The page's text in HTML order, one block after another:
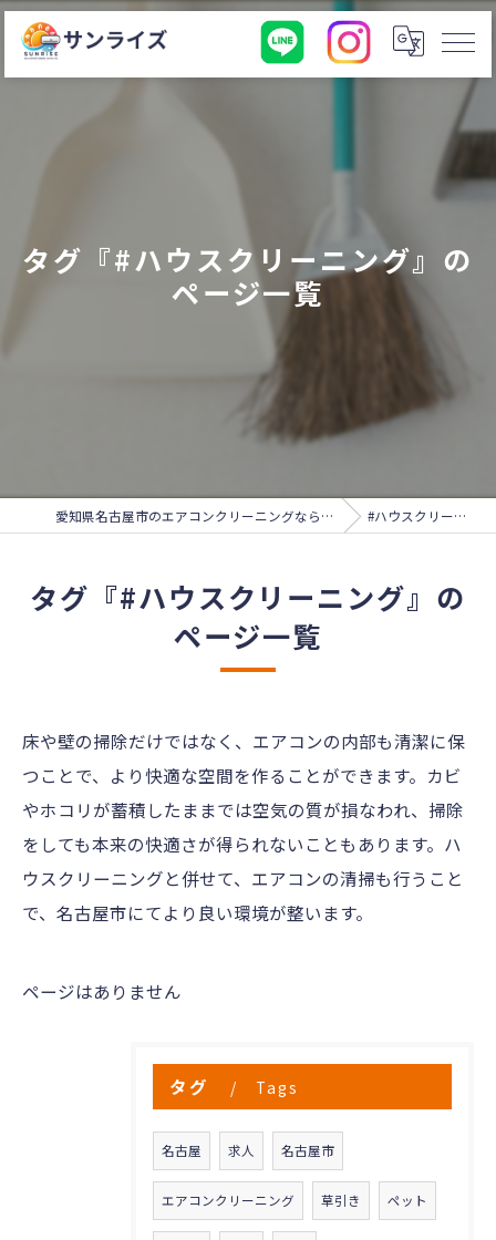
タグ『#ハウスクリーニング』の
ページ一覧
愛知県名古屋市のエアコンクリーニングならサンライズ #ハウスクリーニング
タグ『#ハウスクリーニング』の
ページ一覧
床や壁の掃除だけではなく、エアコンの内部も清潔に保
つことで、より快適な空間を作ることができます。カビ
やホコリが蓄積したままでは空気の質が損なわれ、掃除
をしても本来の快適さが得られないこともあります。ハ
ウスクリーニングと併せて、エアコンの清掃も行うこと
で、名古屋市にてより良い環境が整います。
ページはありません
タグ Tags
名古屋 求人 名古屋市
エアコンクリーニング 草引き ペット